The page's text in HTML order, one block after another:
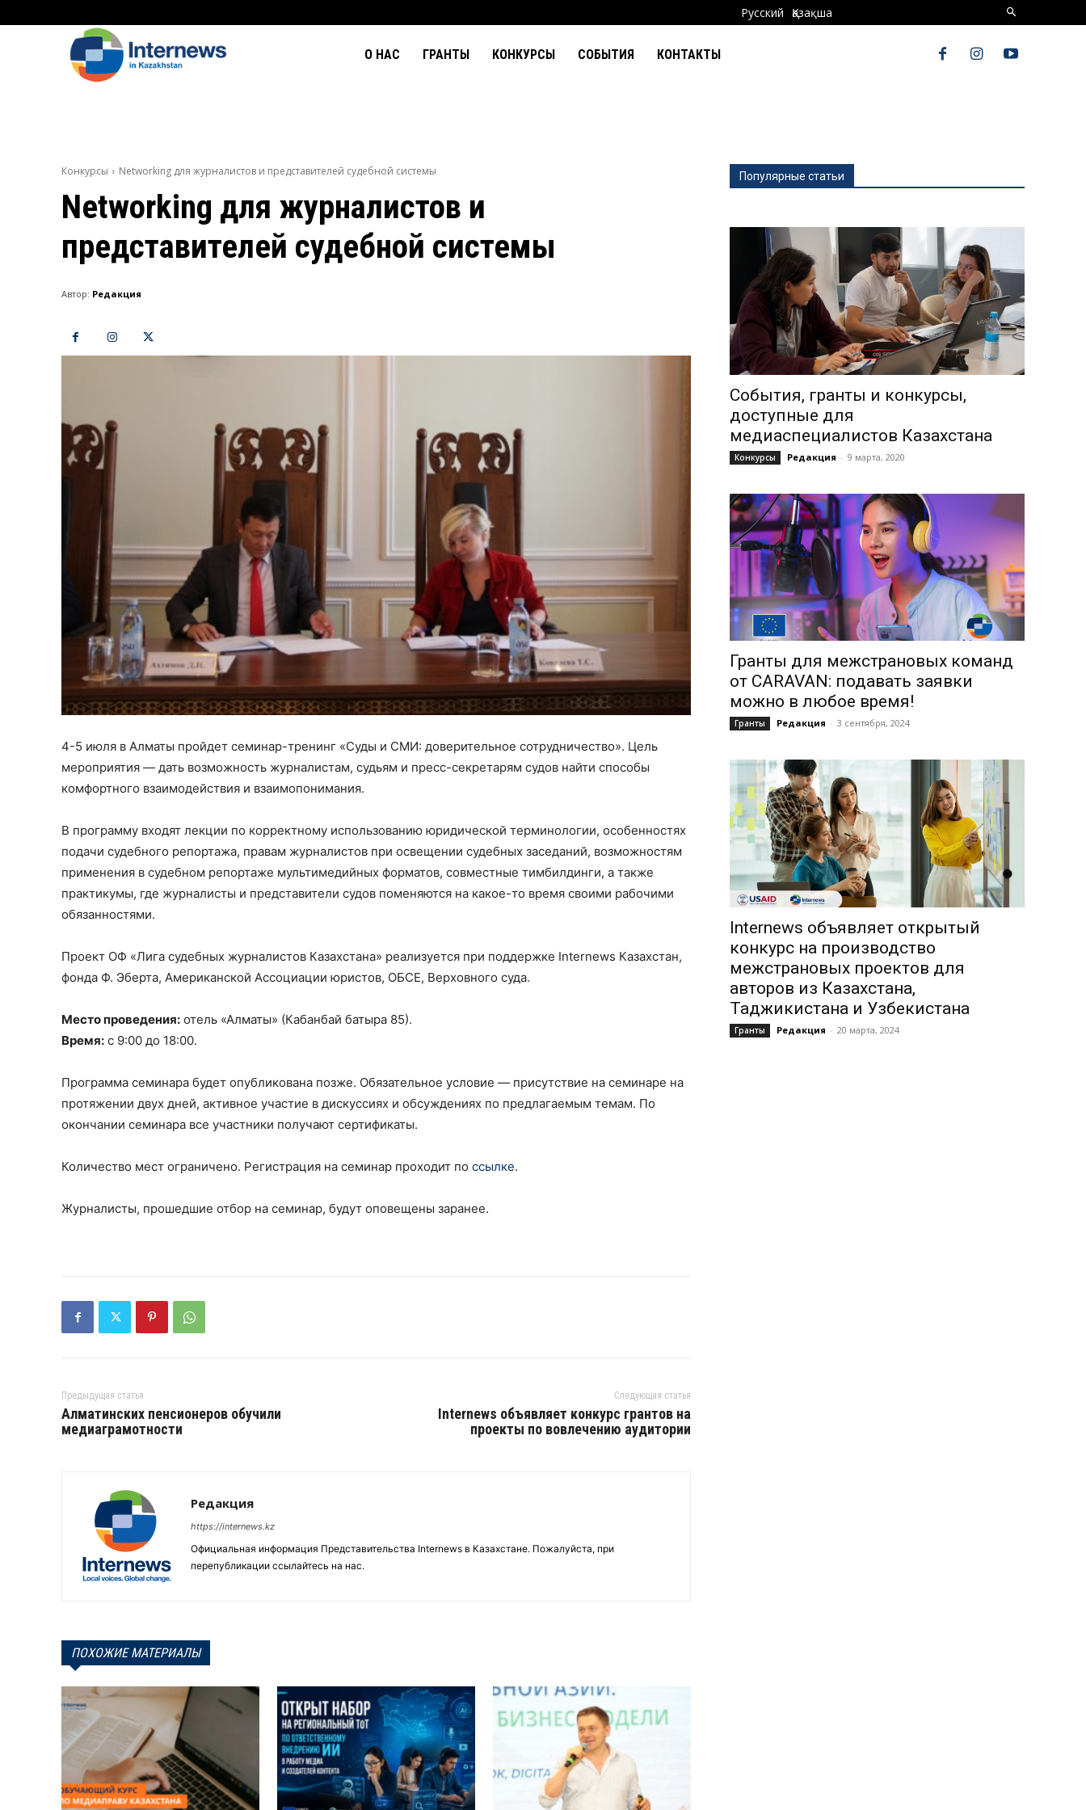
Русский Қазақша
О НАС ГРАНТЫ КОНКУРСЫ СОБЫТИЯ КОНТАКТЫ
Конкурсы Networking для журналистов и представителей судебной системы
Networking для журналистов и
представителей судебной системы
Автор: Редакция
4-5 июля в Алматы пройдет семинар-тренинг «Суды и СМИ: доверительное сотрудничество». Цель
мероприятия — дать возможность журналистам, судьям и пресс-секретарям судов найти способы
комфортного взаимодействия и взаимопонимания.
В программу входят лекции по корректному использованию юридической терминологии, особенностях
подачи судебного репортажа, правам журналистов при освещении судебных заседаний, возможностям
применения в судебном репортаже мультимедийных форматов, совместные тимбилдинги, а также
практикумы, где журналисты и представители судов поменяются на какое-то время своими рабочими
обязанностями.
Проект ОФ «Лига судебных журналистов Казахстана» реализуется при поддержке Internews Казахстан,
фонда Ф. Эберта, Американской Ассоциации юристов, ОБСЕ, Верховного суда.
Место проведения: отель «Алматы» (Кабанбай батыра 85).
Время: с 9:00 до 18:00.
Программа семинара будет опубликована позже. Обязательное условие — присутствие на семинаре на
протяжении двух дней, активное участие в дискуссиях и обсуждениях по предлагаемым темам. По
окончании семинара все участники получают сертификаты.
Количество мест ограничено. Регистрация на семинар проходит по ссылке.
Журналисты, прошедшие отбор на семинар, будут оповещены заранее.
Предыдущая статья
Алматинских пенсионеров обучили
медиаграмотности
Следующая статья
Internews объявляет конкурс грантов на
проекты по вовлечению аудитории
Редакция
https://internews.kz
Официальная информация Представительства Internews в Казахстане. Пожалуйста, при
перепубликации ссылайтесь на нас.
ПОХОЖИЕ МАТЕРИАЛЫ
Популярные статьи
События, гранты и конкурсы,
доступные для
медиаспециалистов Казахстана
Конкурсы Редакция - 9 марта, 2020
Гранты для межстрановых команд
от CARAVAN: подавать заявки
можно в любое время!
Гранты Редакция - 3 сентября, 2024
Internews объявляет открытый
конкурс на производство
межстрановых проектов для
авторов из Казахстана,
Таджикистана и Узбекистана
Гранты Редакция - 20 марта, 2024